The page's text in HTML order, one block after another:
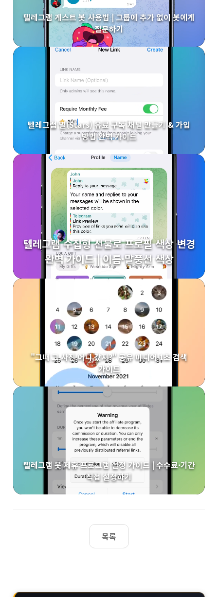
텔레그램 게스트 봇 사용법 | 그룹에 추가 없이 봇에게
질문하기
텔레그램 별(Stars) 유료 구독 채널 만들기 & 가입
방법 완벽 가이드
텔레그램 수집형 선물로 프로필 색상 변경
완벽 가이드 | 이름·말풍선 색상
"그때 그 사진 어디 갔지?" 공유 미디어 1초 검색
가이드
텔레그램 봇 제휴 프로그램 설정 가이드 | 수수료·기간
직접 설정하기
목록